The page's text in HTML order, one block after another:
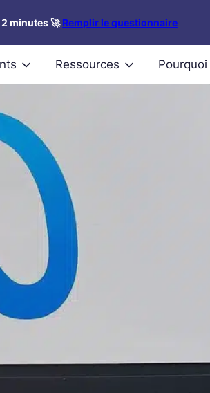
minutes 🚀Remplir le questionnaire
Ressources